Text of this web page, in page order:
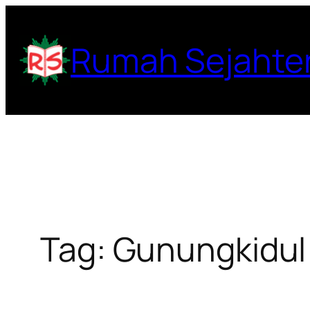
konten
Rumah
Tag: Gunungkidul